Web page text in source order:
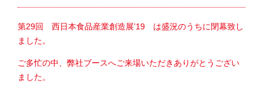
第29回 西日本食品産業創造展’19 は盛況のうちに閉幕致し
ました。
ご多忙の中、弊社ブースへご来場いただきありがとうござい
ました。